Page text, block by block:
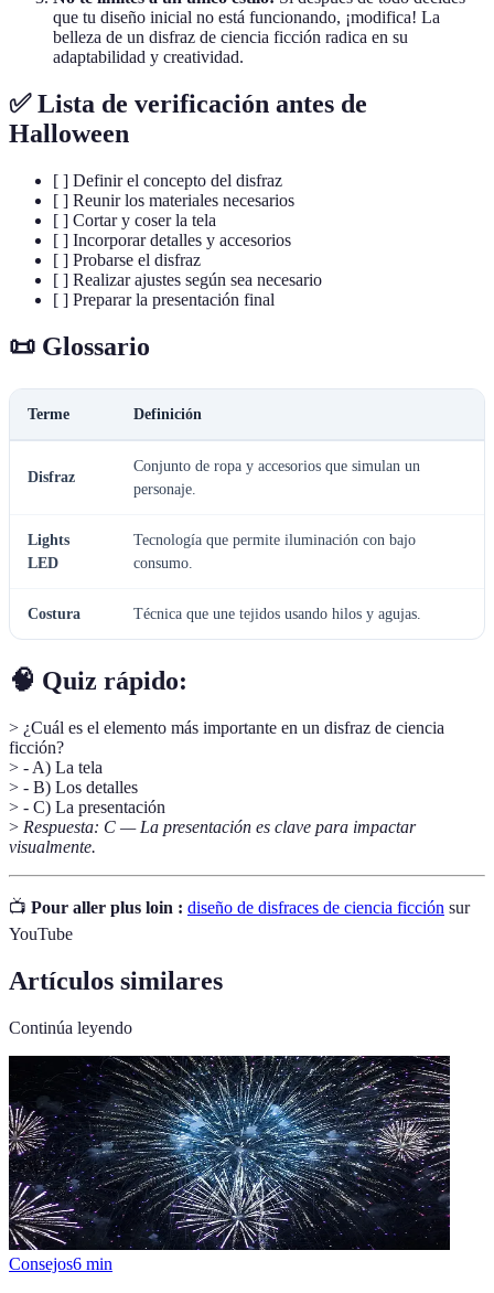
que tu diseño inicial no está funcionando, ¡modifica! La
belleza de un disfraz de ciencia ficción radica en su
adaptabilidad y creatividad.
✅ Lista de verificación antes de
Halloween
[ ] Definir el concepto del disfraz
[ ] Reunir los materiales necesarios
[ ] Cortar y coser la tela
[ ] Incorporar detalles y accesorios
[ ] Probarse el disfraz
[ ] Realizar ajustes según sea necesario
[ ] Preparar la presentación final
📜 Glossario
Terme Definición
Disfraz
Conjunto de ropa y accesorios que simulan un
personaje.
Lights
LED
Tecnología que permite iluminación con bajo
consumo.
Costura Técnica que une tejidos usando hilos y agujas.
🧠 Quiz rápido:
> ¿Cuál es el elemento más importante en un disfraz de ciencia
ficción?
> - A) La tela
> - B) Los detalles
> - C) La presentación
> Respuesta: C — La presentación es clave para impactar
visualmente.
📺 Pour aller plus loin : diseño de disfraces de ciencia ficción sur
YouTube
Artículos similares
Continúa leyendo
Consejos6 min